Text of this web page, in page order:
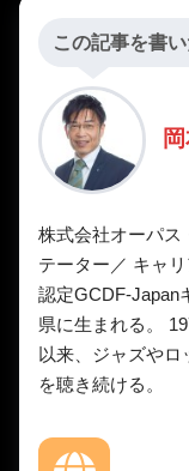
この記事を書
株式会社オーパス
テーター／ キャ
認定GCDF-Japan
県に生まれる。
以来、ジャズや
を聴き続ける。